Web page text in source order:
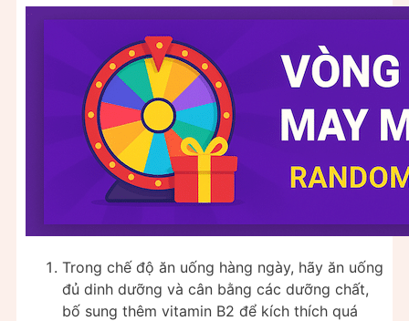
Trong chế độ ăn uống hàng ngày, hãy ăn uống
đủ dinh dưỡng và cân bằng các dưỡng chất,
bố sung thêm vitamin B2 để kích thích quá